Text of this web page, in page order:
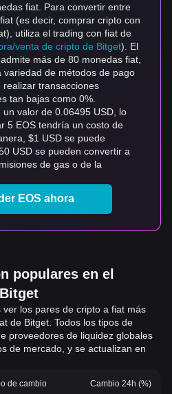
fiat. Para convertir entre
(es decir, comprar cripto con
utiliza el trading con fiat de
venta de cripto de Bitget). El
más de 80 monedas fiat,
variedad de métodos de pago
realizar transacciones
tan bajas como 0%.
valor de 0.06495 USD, lo
5 EOS tendría un costo de
$1 USD se puede
USD se pueden convertir a
de gas o de la
EOS ahora
populares en el
los pares de cripto a fiat más
de Bitget. Todos los tipos de
proveedores de liquidez globales
de mercado, y se actualizan en
de cambio Cambio 24h (%)